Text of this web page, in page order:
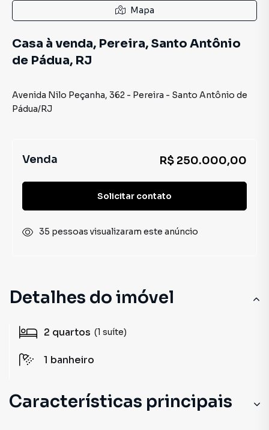
Detalhes do imóvel
2 quartos (1 suíte)
1 banheiro
Características principais
Mapa
Casa à venda, Pereira, Santo Antônio
de Pádua, RJ
Avenida Nilo Peçanha, 362 - Pereira - Santo Antônio de
Pádua/RJ
Venda R$ 250.000,00
Solicitar contato
35 pessoas visualizaram este anúncio